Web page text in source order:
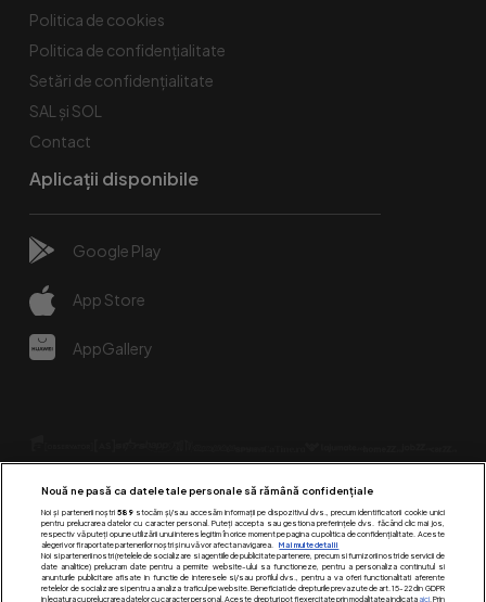
Politica de cookies
Politica de confidențialitate
Setări de confidențialitate
SAL și SOL
Contact
Aplicații disponibile
Google Play
App Store
AppGallery
Urmărește-ne pe:
Nouă ne pasă ca datele tale personale să rămână confidențiale
Noi și partenerii noștri 589stocăm și/sau accesăm informații pe dispozitivul dvs., precum identificatorii cookie unici
pentru prelucrarea datelor cu caracter personal. Puteți accepta sau gestiona preferințele dvs. făcând clic mai jos,
respectiv vă puteți opune utilizării unui interes legitim în orice moment pe pagina cu politica de confidențialitate. Aceste
alegeri vor fi raportate partenerilor noștri și nu vă vor afecta navigarea.
Mai multe detalii
Noi si partenerii nostri (retelele de socializare si agentiile de publicitate partenere, precum si furnizorii nostri de servicii de
date analitice) prelucram date pentru a permite website-ului sa functioneze, pentru a personaliza continutul si
anunturile publicitare afisate in functie de interesele si/sau profilul dvs., pentru a va oferi functionalitati aferente
retelelor de socializare si pentru a analiza traficul pe website. Beneficiati de drepturile prevazute de art. 15-22 din GDPR
in legatura cu prelucrarea datelor cu caracter personal. Aceste drepturi pot fi exercitate prin modalitatea indicataaici. Prin